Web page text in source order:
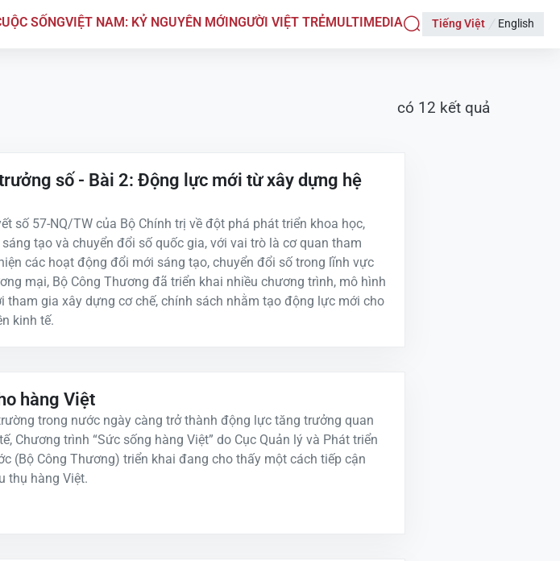
SỐNGVIỆT NAM: KỶ NGUYÊN MỚINGƯỜI VIỆT TRẺMULTIMEDIA Tiếng Việt English
có 12 kết quả
số - Bài 2: Động lực mới từ xây dựng hệ
số 57-NQ/TW của Bộ Chính trị về đột phá phát triển khoa học,
tạo và chuyển đổi số quốc gia, với vai trò là cơ quan tham
các hoạt động đổi mới sáng tạo, chuyển đổi số trong lĩnh vực
mại, Bộ Công Thương đã triển khai nhiều chương trình, mô hình
tham gia xây dựng cơ chế, chính sách nhằm tạo động lực mới cho
kinh tế.
hàng Việt
trong nước ngày càng trở thành động lực tăng trưởng quan
Chương trình “Sức sống hàng Việt” do Cục Quản lý và Phát triển
(Bộ Công Thương) triển khai đang cho thấy một cách tiếp cận
thụ hàng Việt.